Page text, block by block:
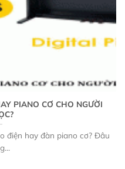
PIANO CƠ CHO NGƯỜI
điện hay đàn piano cơ? Đâu